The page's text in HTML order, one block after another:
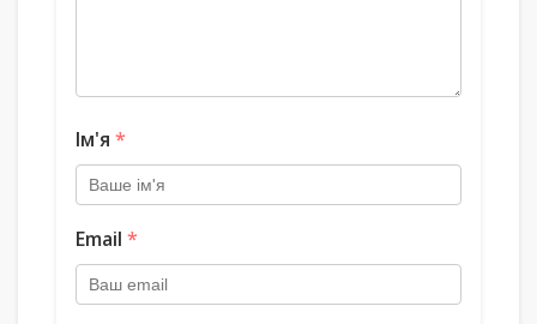
Ім'я *
Email *